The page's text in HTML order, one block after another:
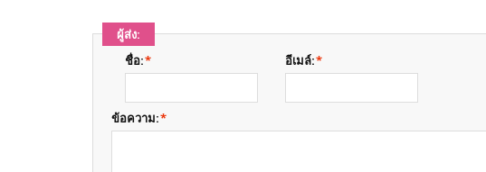
ผู้ส่ง:
*
ชื่อ: *
อีเมล์:
*
ข้อความ: